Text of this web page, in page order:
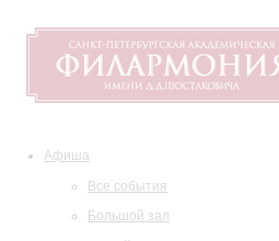
Афиша
Все события
Большой зал